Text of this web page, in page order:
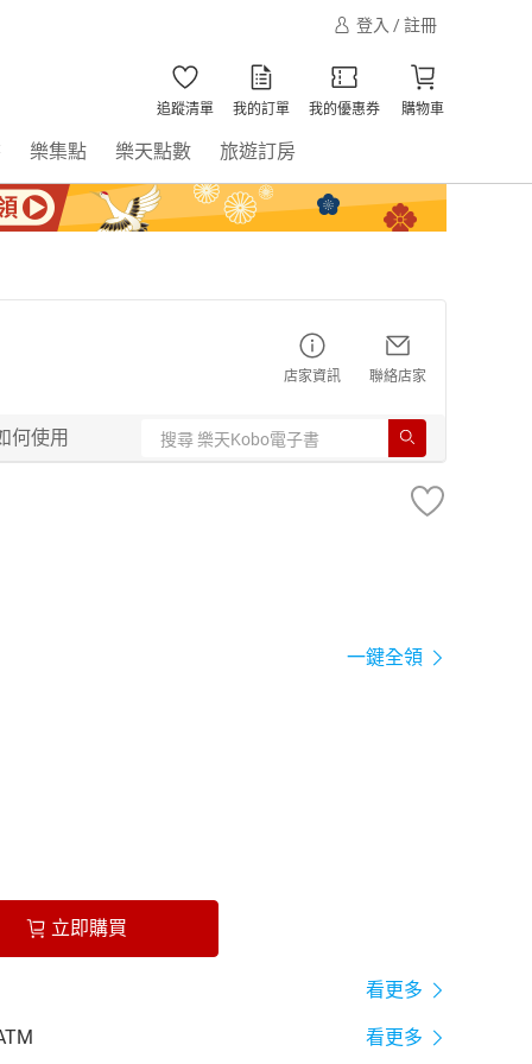
登入 / 註冊
追蹤清單 我的訂單 我的優惠券 購物車
樂集點 樂天點數 旅遊訂房
店家資訊 聯絡店家
何使用
一鍵全領
立即購買
看更多
看更多